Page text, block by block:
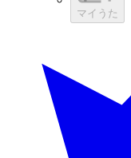
マイうた